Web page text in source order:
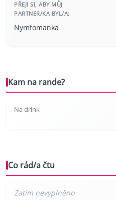
PŘEJI SI, ABY MŮJ
PARTNER/KA BYL/A:
Nymfomanka
Kam na rande?
Na drink
Co rád/a čtu